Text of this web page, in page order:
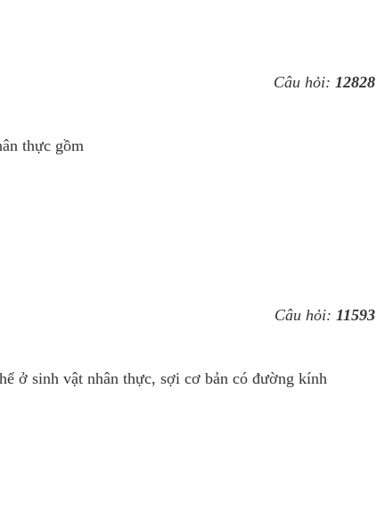
Câu hỏi: 12828
thực gồm
Câu hỏi: 11593
ở sinh vật nhân thực, sợi cơ bản có đường kính